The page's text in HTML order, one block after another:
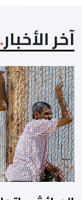
آخر الأخبار